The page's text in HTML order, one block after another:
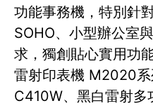
功能事務機，特別針
SOHO、小型辦公室
求，獨創貼心實用功
雷射印表機 M2020
C410W、黑白雷射